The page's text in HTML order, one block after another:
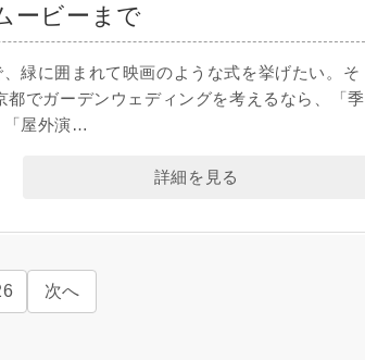
ービーまで
緑に囲まれて映画のような式を挙げたい。そ
都でガーデンウェディングを考えるなら、「季
「屋外演…
詳細を見る
次へ